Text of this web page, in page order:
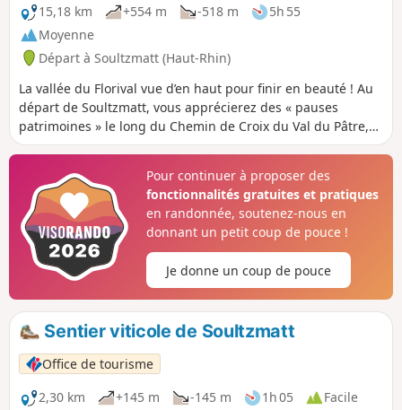
du Val du Pâtre.
15,18 km +554 m -518 m
5h 55
Moyenne
Départ à Soultzmatt (Haut-Rhin)
La vallée du Florival vue d’en haut pour finir en beauté ! Au
départ de Soultzmatt, vous apprécierez des « pauses
patrimoines » le long du Chemin de Croix du Val du Pâtre,
en vous arrêtant pour visiter les églises et chapelle de
grande randonnée s’achèvera sur les chemins en balcon du
vignoble de Guebwiller, qui vous offriront des panoramas
exceptionnels sur la vallée du Florival, le Grand et le Petit
Ballon. Vous pourrez ainsi admirer les chemins parcourus
ces derniers jours.
Pour continuer à proposer des
fonctionnalités gratuites et pratiques
en randonnée, soutenez-nous en
donnant un petit coup de pouce !
Je donne un coup de pouce
Sentier viticole de Soultzmatt
Office de tourisme
2,30 km
+145 m -145 m 1h 05
Facile